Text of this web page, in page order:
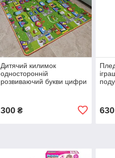
Дитячий килимок
односторонній
розвиваючий букви цифри
300₴ 630